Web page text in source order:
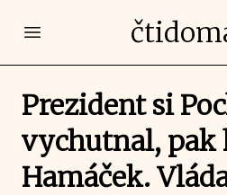
Open main menu
Prezident si
vychutnal, pak
Hamáček.